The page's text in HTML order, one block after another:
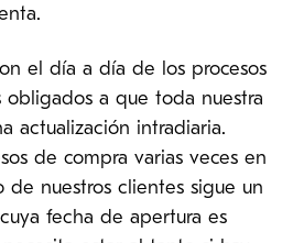
el día a día de los procesos
obligados a que toda nuestra
actualización intradiaria.
de compra varias veces en
de nuestros clientes sigue un
fecha de apertura es